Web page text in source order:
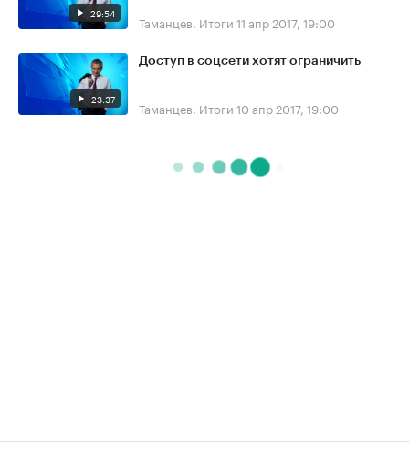
29:54 Таманцев. Итоги 11 апр 2017, 19:00
23:37
Доступ в соцсети хотят ограничить
Таманцев. Итоги 10 апр 2017, 19:00